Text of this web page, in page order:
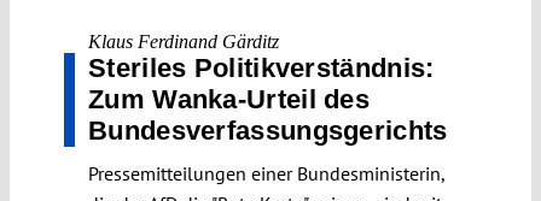
Klaus Ferdinand Gärditz
Steriles Politik­verständnis:
Zum Wanka-Urteil des
Bundesverfassungs­gerichts
Pressemitteilungen einer Bundesministerin,